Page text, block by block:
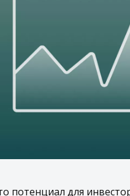
потенциал для